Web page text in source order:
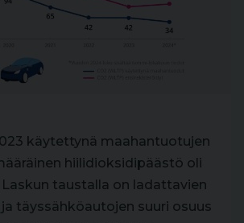
käytettynä maahantuotujen
hiilidioksidipäästö oli
taustalla on ladattavien
täyssähköautojen suuri osuus